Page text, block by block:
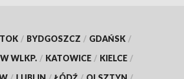
/ BYDGOSZCZ / GDAŃSK /
WLKP. / KATOWICE / KIELCE /